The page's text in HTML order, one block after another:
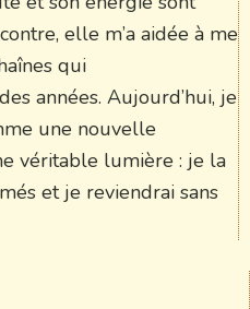
elle m’a aidée à me
qui
années. Aujourd’hui, je
une nouvelle
véritable lumière : je la
et je reviendrai sans